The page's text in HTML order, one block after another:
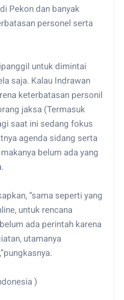
Pekon dan banyak
personel serta
untuk dimintai
saja. Kalau Indrawan
keterbatasan personil
jaksa (Termasuk
saat ini sedang fokus
agenda sidang serta
belum ada yang
“sama seperti yang
untuk rencana
ada perintah karena
utamanya
)